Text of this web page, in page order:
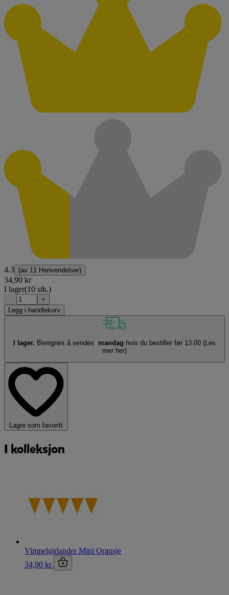
4.3 (av 11 Henvendelser)
34,90 kr
I lager(10 stk.)
−
+
Legg i handlekurv
I lager. Beregnes å sendes mandag hvis du bestiller før 13.00 (Les
mer her)
Lagre som favoritt
I kolleksjon
Vimpelgirlander Mini Oransje
34,90 kr